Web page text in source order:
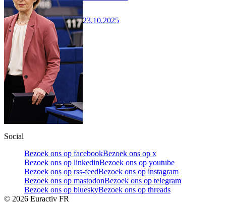
23.10.2025
Social
Bezoek ons op facebookBezoek ons op x
Bezoek ons op linkedinBezoek ons op youtube
Bezoek ons op rss-feedBezoek ons op instagram
Bezoek ons op mastodonBezoek ons op telegram
Bezoek ons op blueskyBezoek ons op threads
© 2026 Euractiv FR